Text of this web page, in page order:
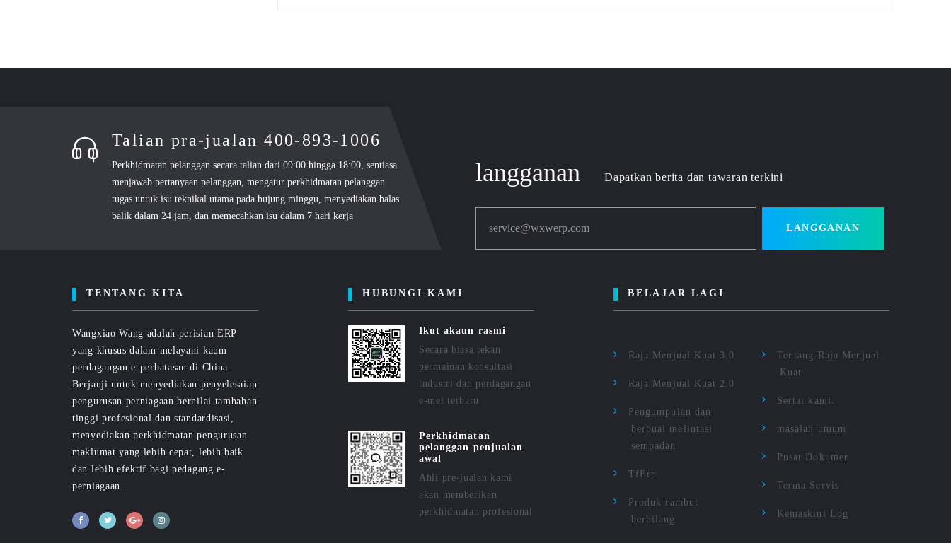
Talian pra-jualan 400-893-1006
Perkhidmatan pelanggan secara talian dari 09:00 hingga 18:00, sentiasa
menjawab pertanyaan pelanggan, mengatur perkhidmatan pelanggan
tugas untuk isu teknikal utama pada hujung minggu, menyediakan balas
balik dalam 24 jam, dan memecahkan isu dalam 7 hari kerja
langganan Dapatkan berita dan tawaran terkini
service@wxwerp.com LANGGANAN
TENTANG KITA
Wangxiao Wang adalah perisian ERP
yang khusus dalam melayani kaum
perdagangan e-perbatasan di China.
Berjanji untuk menyediakan penyelesaian
pengurusan perniagaan bernilai tambahan
tinggi profesional dan standardisasi,
menyediakan perkhidmatan pengurusan
maklumat yang lebih cepat, lebih baik
dan lebih efektif bagi pedagang e-
perniagaan.
HUBUNGI KAMI
Ikut akaun rasmi
Secara biasa tekan
permainan konsultasi
industri dan perdagangan
e-mel terbaru
Perkhidmatan
pelanggan penjualan
awal
Ahli pre-jualan kami
akan memberikan
perkhidmatan profesional
BELAJAR LAGI
Raja Menjual Kuat 3.0
Raja Menjual Kuat 2.0
Pengumpulan dan
berbual melintasi
sempadan
TfErp
Produk rambut
berbilang
Tentang Raja Menjual
Kuat
Sertai kami.
masalah umum
Pusat Dokumen
Terma Servis
Kemaskini Log